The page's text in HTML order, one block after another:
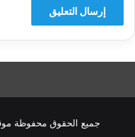
جميع الحقوق محفوظة موقع